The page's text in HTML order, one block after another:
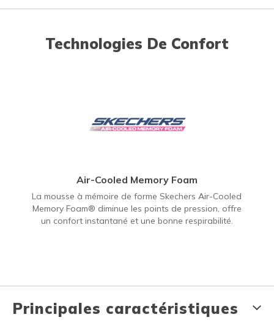
Technologies De Confort
Air-Cooled Memory Foam
La mousse à mémoire de forme Skechers Air-Cooled
Memory Foam® diminue les points de pression, offre
un confort instantané et une bonne respirabilité.
Principales caractéristiques